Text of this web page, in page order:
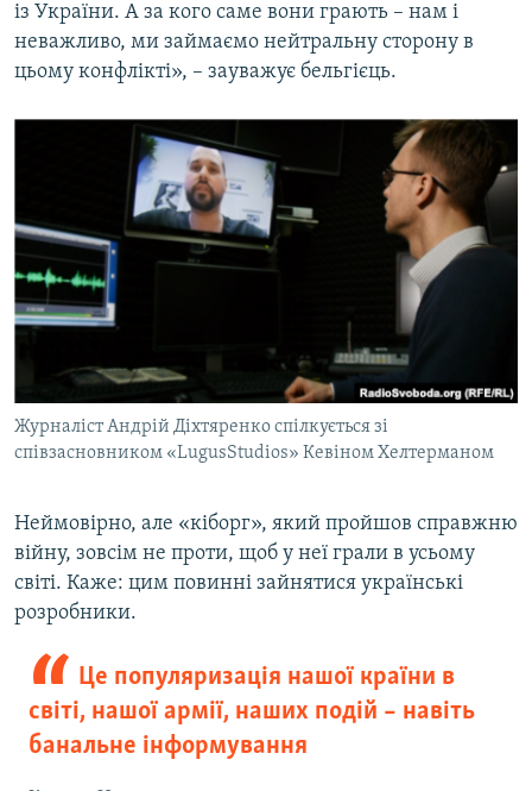
із України. А за кого саме вони грають – нам і
неважливо, ми займаємо нейтральну сторону в
цьому конфлікті», – зауважує бельгієць.
Журналіст Андрій Діхтяренко спілкується зі
співзасновником «LugusStudios» Кевіном Хелтерманом
Неймовірно, але «кіборг», який пройшов справжню
війну, зовсім не проти, щоб у неї грали в усьому
світі. Каже: цим повинні зайнятися українські
розробники.
Це популяризація нашої країни в
світі, нашої армії, наших подій – навіть
банальне інформування